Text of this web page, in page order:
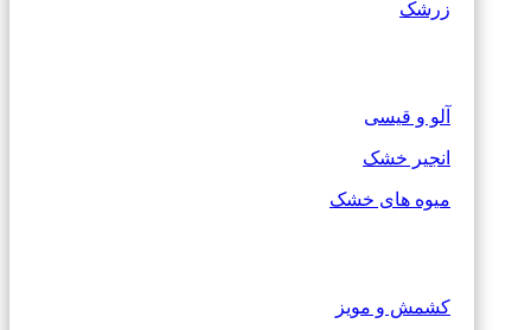
زرشک
آلو و قیسی
انجیر خشک
میوه های خشک
کشمش و مویز